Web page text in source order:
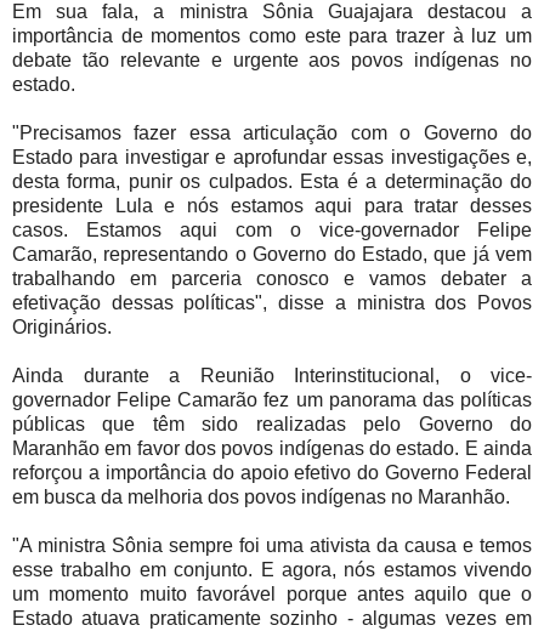
Em sua fala, a ministra Sônia Guajajara destacou a
importância de momentos como este para trazer à luz um
debate tão relevante e urgente aos povos indígenas no
estado.
"Precisamos fazer essa articulação com o Governo do
Estado para investigar e aprofundar essas investigações e,
desta forma, punir os culpados. Esta é a determinação do
presidente Lula e nós estamos aqui para tratar desses
casos. Estamos aqui com o vice-governador Felipe
Camarão, representando o Governo do Estado, que já vem
trabalhando em parceria conosco e vamos debater a
efetivação dessas políticas", disse a ministra dos Povos
Originários.
Ainda durante a Reunião Interinstitucional, o vice-
governador Felipe Camarão fez um panorama das políticas
públicas que têm sido realizadas pelo Governo do
Maranhão em favor dos povos indígenas do estado. E ainda
reforçou a importância do apoio efetivo do Governo Federal
em busca da melhoria dos povos indígenas no Maranhão.
"A ministra Sônia sempre foi uma ativista da causa e temos
esse trabalho em conjunto. E agora, nós estamos vivendo
um momento muito favorável porque antes aquilo que o
Estado atuava praticamente sozinho - algumas vezes em